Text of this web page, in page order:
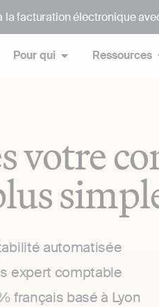
la facturation électronique
Pour qui Ressources
votre
automatisée
expert comptable
français basé à Lyon